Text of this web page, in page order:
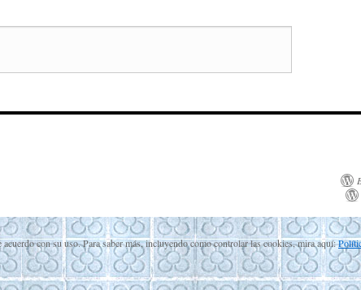
con su uso. Para saber más, incluyendo como controlar las cookies, mira aquí: